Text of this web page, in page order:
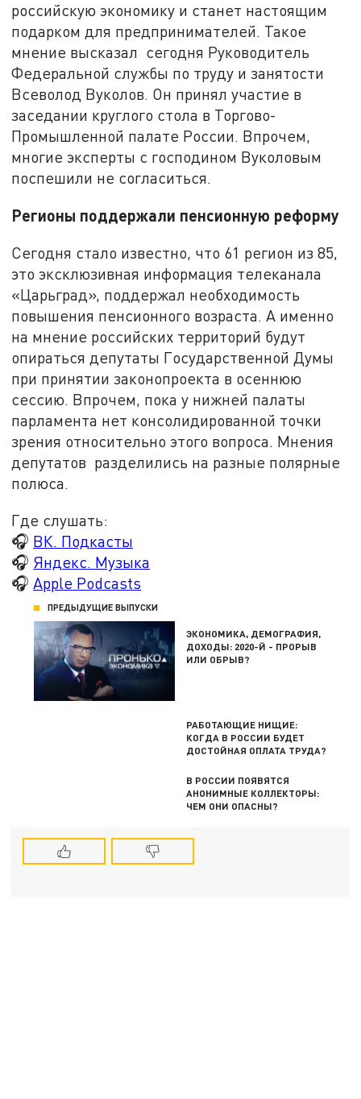
российскую экономику и станет настоящим
подарком для предпринимателей. Такое
мнение высказал сегодня Руководитель
Федеральной службы по труду и занятости
Всеволод Вуколов. Он принял участие в
заседании круглого стола в Торгово-
Промышленной палате России. Впрочем,
многие эксперты с господином Вуколовым
поспешили не согласиться.
Регионы поддержали пенсионную реформу
Сегодня стало известно, что 61 регион из 85,
это эксклюзивная информация телеканала
«Царьград», поддержал необходимость
повышения пенсионного возраста. А именно
на мнение российских территорий будут
опираться депутаты Государственной Думы
при принятии законопроекта в осеннюю
сессию. Впрочем, пока у нижней палаты
парламента нет консолидированной точки
зрения относительно этого вопроса. Мнения
депутатов разделились на разные полярные
полюса.
Где слушать:
🎧 ВК. Подкасты
🎧 Яндекс. Музыка
🎧 Apple Podcasts
ПРЕДЫДУЩИЕ ВЫПУСКИ
ЭКОНОМИКА, ДЕМОГРАФИЯ,
ДОХОДЫ: 2020-Й - ПРОРЫВ
ИЛИ ОБРЫВ?
РАБОТАЮЩИЕ НИЩИЕ:
КОГДА В РОССИИ БУДЕТ
ДОСТОЙНАЯ ОПЛАТА ТРУДА?
В РОССИИ ПОЯВЯТСЯ
АНОНИМНЫЕ КОЛЛЕКТОРЫ:
ЧЕМ ОНИ ОПАСНЫ?